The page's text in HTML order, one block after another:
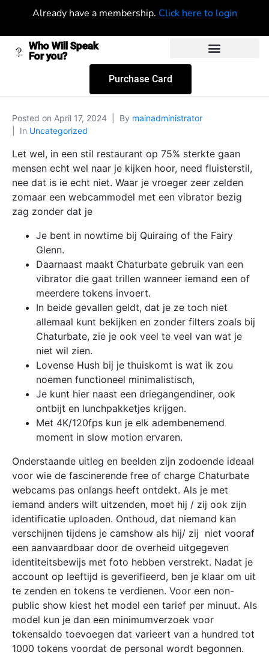
Already have a membership. Click here to login
Who Will Speak
For you?
Purchase Card
Posted on April 17, 2024 By mainadministrator
In Uncategorized
Let wel, in een stil restaurant op 75% sterkte gaan
mensen echt wel naar je kijken hoor, need fluisterstil,
nee dat is ie echt niet. Waar je vroeger zeer zelden
zomaar een webcammodel met een vibrator bezig
zag zonder dat je
Je bent in nowtime bij Quiraing of the Fairy
Glenn.
Daarnaast maakt Chaturbate gebruik van een
vibrator die gaat trillen wanneer iemand een of
meerdere tokens invoert.
In beide gevallen geldt, dat je ze toch niet
allemaal kunt bekijken en zonder filters zoals bij
Chaturbate, zie je ook veel te veel van wat je
niet wil zien.
Lovense Hush bij je thuiskomt is wat ik zou
noemen functioneel minimalistisch,
Je kunt hier naast een driegangendiner, ook
ontbijt en lunchpakketjes krijgen.
Met 4K/120fps kun je elk adembenemend
moment in slow motion ervaren.
Onderstaande uitleg en beelden zijn zodoende ideaal
voor wie de fascinerende free of charge Chaturbate
webcams pas onlangs heeft ontdekt. Als je met
iemand anders wilt uitzenden, moet hij / zij ook zijn
identificatie uploaden. Onthoud, dat niemand kan
verschijnen tijdens je camshow als hij/ zij niet vooraf
een aanvaardbaar door de overheid uitgegeven
identiteitsbewijs met foto hebben verstrekt. Nadat je
account op leeftijd is geverifieerd, ben je klaar om uit
te zenden en tokens te verdienen. Voor een non-
public show kiest het model een tarief per minuut. Als
model kun je dan een minimumverzoek voor
tokensaldo toevoegen dat varieert van a hundred tot
1000 tokens voordat de personal wordt begonnen.